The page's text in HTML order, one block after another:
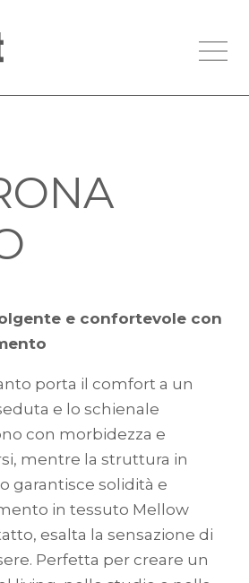
e confortevole con
porta il comfort a un
e lo schienale
con morbidezza e
mentre la struttura in
garantisce solidità e
in tessuto Mellow
esalta la sensazione di
Perfetta per creare un